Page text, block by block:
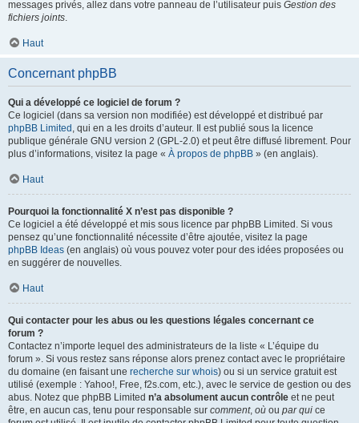
messages privés, allez dans votre panneau de l’utilisateur puis Gestion des
fichiers joints.
Haut
Concernant phpBB
Qui a développé ce logiciel de forum ?
Ce logiciel (dans sa version non modifiée) est développé et distribué par
phpBB Limited , qui en a les droits d’auteur. Il est publié sous la licence
publique générale GNU version 2 (GPL-2.0) et peut être diffusé librement. Pour
plus d’informations, visitez la page « À propos de phpBB » (en anglais).
Haut
Pourquoi la fonctionnalité X n’est pas disponible ?
Ce logiciel a été développé et mis sous licence par phpBB Limited. Si vous
pensez qu’une fonctionnalité nécessite d’être ajoutée, visitez la page
phpBB Ideas (en anglais) où vous pouvez voter pour des idées proposées ou
en suggérer de nouvelles.
Haut
Qui contacter pour les abus ou les questions légales concernant ce
forum ?
Contactez n’importe lequel des administrateurs de la liste « L’équipe du
forum ». Si vous restez sans réponse alors prenez contact avec le propriétaire
du domaine (en faisant une recherche sur whois) ou si un service gratuit est
utilisé (exemple : Yahoo!, Free, f2s.com, etc.), avec le service de gestion ou des
abus. Notez que phpBB Limited n’a absolument aucun contrôle et ne peut
être, en aucun cas, tenu pour responsable sur comment, où ou par qui ce